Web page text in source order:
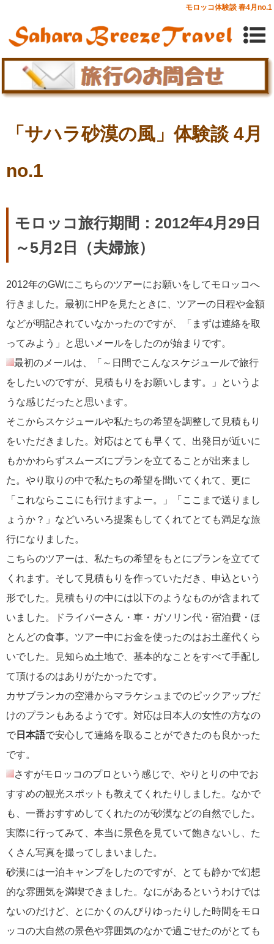
モロッコ体験談 春4月no.1
「サハラ砂漠の風」体験談 4月
no.1
モロッコ旅行期間：2012年4月29日
～5月2日（夫婦旅）
2012年のGWにこちらのツアーにお願いをしてモロッコへ
行きました。最初にHPを見たときに、ツアーの日程や金額
などが明記されていなかったのですが、「まずは連絡を取
ってみよう」と思いメールをしたのが始まりです。
最初のメールは、「～日間でこんなスケジュールで旅行
をしたいのですが、見積もりをお願いします。」というよ
うな感じだったと思います。
そこからスケジュールや私たちの希望を調整して見積もり
をいただきました。対応はとても早くて、出発日が近いに
もかかわらずスムーズにプランを立てることが出来まし
た。やり取りの中で私たちの希望を聞いてくれて、更に
「これならここにも行けますよー。」「ここまで送りまし
ょうか？」などいろいろ提案もしてくれてとても満足な旅
行になりました。
こちらのツアーは、私たちの希望をもとにプランを立てて
くれます。そして見積もりを作っていただき、申込という
形でした。見積もりの中には以下のようなものが含まれて
いました。ドライバーさん・車・ガソリン代・宿泊費・ほ
とんどの食事。ツアー中にお金を使ったのはお土産代くら
いでした。見知らぬ土地で、基本的なことをすべて手配し
て頂けるのはありがたかったです。
カサブランカの空港からマラケシュまでのピックアップだ
けのプランもあるようです。対応は日本人の女性の方なの
で 日本語で安心して連絡を取ることができたのも良かった
です。
さすがモロッコのプロという感じで、やりとりの中でお
すすめの観光スポットも教えてくれたりしました。なかで
も、一番おすすめしてくれたのが砂漠などの自然でした。
実際に行ってみて、本当に景色を見ていて飽きないし、た
くさん写真を撮ってしまいました。
砂漠には一泊キャンプをしたのですが、とても静かで幻想
的な雰囲気を満喫できました。なにがあるというわけでは
ないのだけど、とにかくのんびりゆったりした時間をモロ
ッコの大自然の景色や雰囲気のなかで過ごせたのがとても